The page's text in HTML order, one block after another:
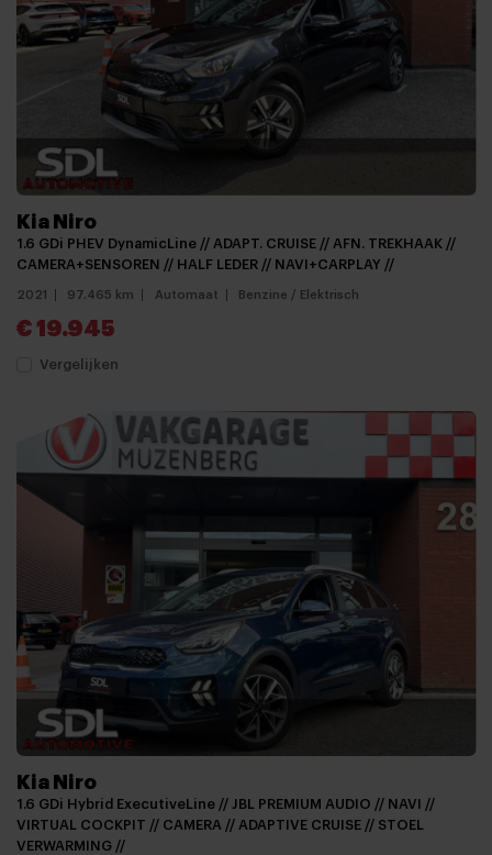
Kia Niro
1.6 GDi PHEV DynamicLine // ADAPT. CRUISE // AFN. TREKHAAK //
CAMERA+SENSOREN // HALF LEDER // NAVI+CARPLAY //
2021 97.465 km Automaat Benzine / Elektrisch
€ 19.945
Vergelijken
Kia Niro
1.6 GDi Hybrid ExecutiveLine // JBL PREMIUM AUDIO // NAVI //
VIRTUAL COCKPIT // CAMERA // ADAPTIVE CRUISE // STOEL
VERWARMING //